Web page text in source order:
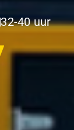
32-40 uur